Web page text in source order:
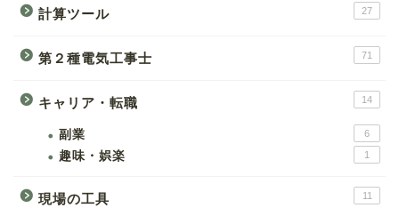
計算ツール 27
第２種電気工事士 71
キャリア・転職 14
副業 6
趣味・娯楽 1
現場の工具 11